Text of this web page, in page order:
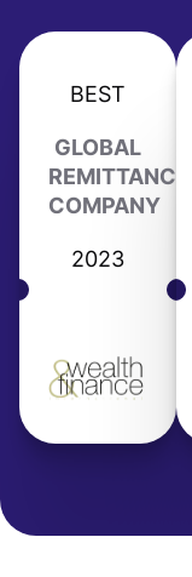
BEST
GLOBAL
REMITTANCE
COMPANY
2023